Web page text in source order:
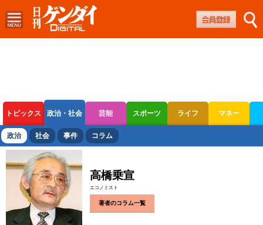
トピックス 政治・社会 芸能 スポーツ ライフ マネー
ボートレース 競輪 オートレース
政治 社会 事件 コラム
高橋乗宣
エコノミスト
著者のコラム一覧